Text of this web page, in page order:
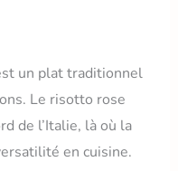
un plat traditionnel
Le risotto rose
de l’Italie, là où la
en cuisine.